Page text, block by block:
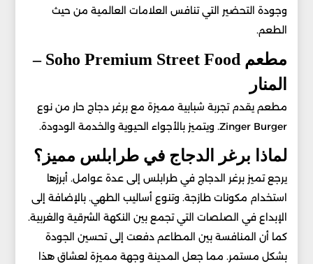
وجودة التحضير التي تنافس العلامات العالمية من حيث
الطعم.
مطعم Soho Premium Street Food –
المنار
مطعم يقدم تجربة شبابية مميزة مع برغر دجاج حار من نوع
Zinger Burger. ويتميز بالأجواء الحيوية والخدمة الودودة.
لماذا برغر الدجاج في طرابلس مميز؟
يرجع تميز برغر الدجاج في طرابلس إلى عدة عوامل. أبرزها
استخدام مكونات طازجة. وتنوع أساليب الطهي. بالإضافة إلى
الإبداع في الصلصات التي تجمع بين النكهة الشرقية والغربية.
كما أن المنافسة بين المطاعم دفعت إلى تحسين الجودة
بشكل مستمر. مما جعل المدينة وجهة مميزة لعشاق هذا